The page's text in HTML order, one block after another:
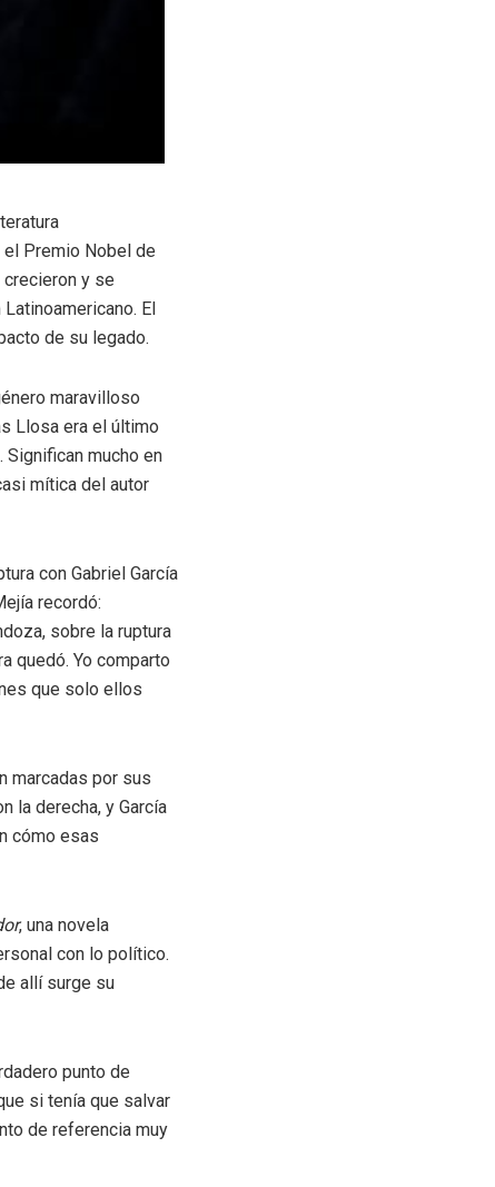
el Premio Nobel de
crecieron y se
El
de su legado.
maravilloso
Llosa era el último
Significan mucho en
mítica del autor
con Gabriel García
recordó:
sobre la ruptura
quedó. Yo comparto
que solo ellos
marcadas por sus
la derecha, y García
cómo esas
, una novela
con lo político.
allí surge su
punto de
si tenía que salvar
de referencia muy